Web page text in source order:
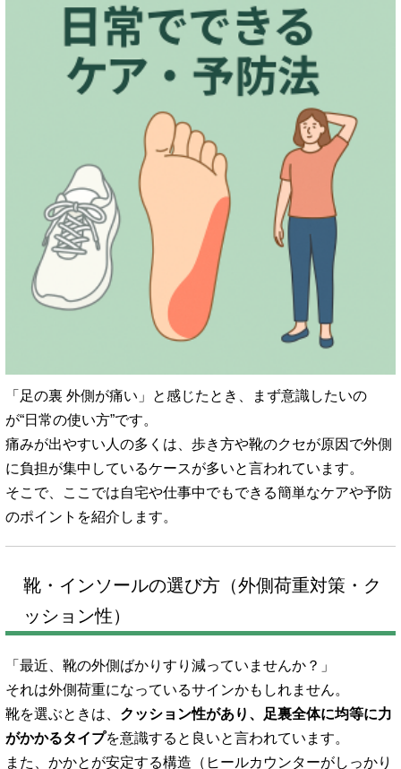
「足の裏 外側が痛い」と感じたとき、まず意識したいの
が“日常の使い方”です。
痛みが出やすい人の多くは、歩き方や靴のクセが原因で外側
に負担が集中しているケースが多いと言われています。
そこで、ここでは自宅や仕事中でもできる簡単なケアや予防
のポイントを紹介します。
靴・インソールの選び方（外側荷重対策・ク
ッション性）
「最近、靴の外側ばかりすり減っていませんか？」
それは外側荷重になっているサインかもしれません。
靴を選ぶときは、 クッション性があり、足裏全体に均等に力
がかかるタイプを意識すると良いと言われています。
また、かかとが安定する構造（ヒールカウンターがしっかり